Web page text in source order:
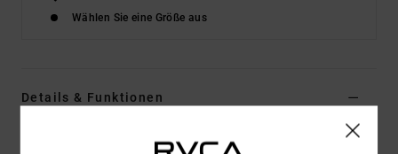
Wählen Sie eine Größe aus
Details & Funktionen